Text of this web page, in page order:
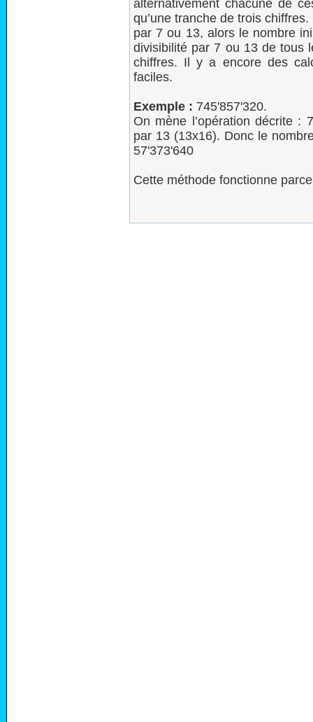
alternativement chacune de
qu’une tranche de trois
par 7 ou 13, alors le nombre
divisibilité par 7 ou 13 de tous
chiffres. Il y a encore des
faciles.
Exemple : 745'857'320.
On mène l’opération décrite
par 13 (13x16). Donc le
57'373'640
Cette méthode fonctionne